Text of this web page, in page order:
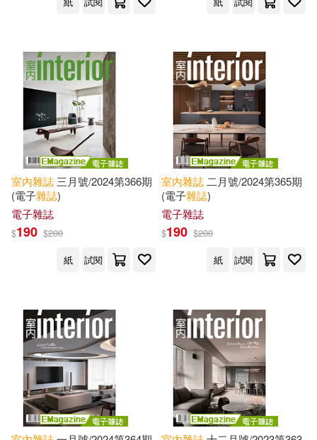
室內雜誌 三月號/2024第366期
(電子雜誌)
電子雜誌
$190 $200
紙
試閱
室內雜誌 二月號/2024第365期
(電子雜誌)
電子雜誌
$190 $200
紙
試閱